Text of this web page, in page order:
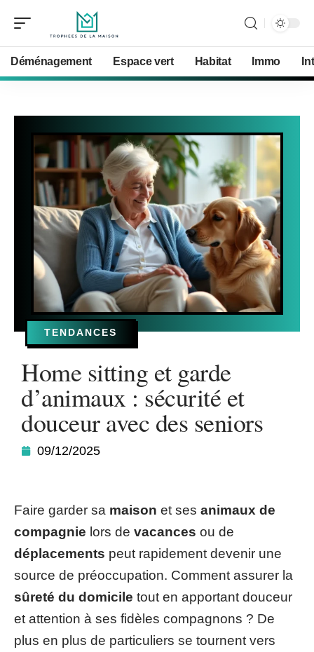
Déménagement Espace vert Habitat Immo
TENDANCES
Home sitting et garde
d’animaux : sécurité et
douceur avec des seniors
09/12/2025
Faire garder sa maison et ses animaux de
compagnie lors de vacances ou de
déplacements peut rapidement devenir une
source de préoccupation. Comment assurer la
sûreté du domicile tout en apportant douceur
et attention à ses fidèles compagnons ? De
plus en plus de particuliers se tournent vers